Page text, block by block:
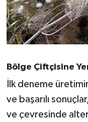
Bölge Çiftçisine
İlk deneme
ve başarılı
ve çevresinde